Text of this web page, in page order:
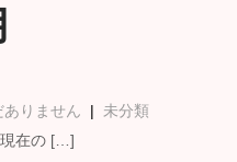
ありません | 未分類
現在の […]